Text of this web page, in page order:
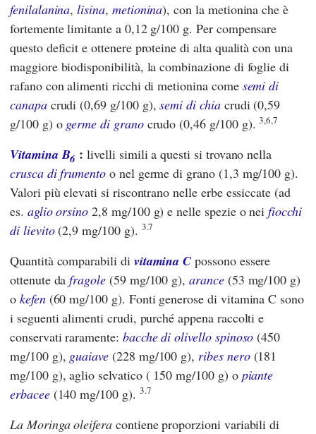
fenilalanina,lisina, metionina), con la metionina che è
fortemente limitante a 0,12 g/100 g. Per compensare
questo deficit e ottenere proteine di alta qualità con una
maggiore biodisponibilità, la combinazione di foglie di
rafano con alimenti ricchi di metionina come semi di
canapacrudi (0,69 g/100 g),semi di chiacrudi (0,59
g/100 g) o germe di granocrudo (0,46 g/100 g).3,6,7
Vitamina B6 : livelli simili a questi si trovano nella
crusca di frumento o nel germe di grano (1,3 mg/100 g).
Valori più elevati si riscontrano nelle erbe essiccate (ad
es. aglio orsino 2,8 mg/100 g) e nelle spezie o neifiocchi
di lievito(2,9 mg/100 g). 3.7
Quantità comparabili di vitamina C possono essere
ottenute dafragole(59 mg/100 g),arance(53 mg/100 g)
o kefen(60 mg/100 g). Fonti generose di vitamina C sono
i seguenti alimenti crudi, purché appena raccolti e
conservati raramente: bacche di olivello spinoso (450
mg/100 g), guaiave (228 mg/100 g), ribes nero(181
mg/100 g), aglio selvatico ( 150 mg/100 g) o piante
erbacee(140 mg/100 g). 3.7
La Moringa oleiferacontiene proporzioni variabili di